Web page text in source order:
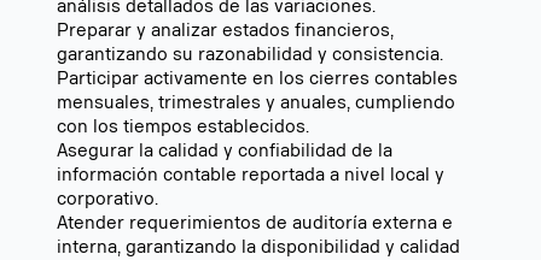
análisis detallados de las variaciones.
Preparar y analizar estados financieros,
garantizando su razonabilidad y consistencia.
Participar activamente en los cierres contables
mensuales, trimestrales y anuales, cumpliendo
con los tiempos establecidos.
Asegurar la calidad y confiabilidad de la
información contable reportada a nivel local y
corporativo.
Atender requerimientos de auditoría externa e
interna, garantizando la disponibilidad y calidad